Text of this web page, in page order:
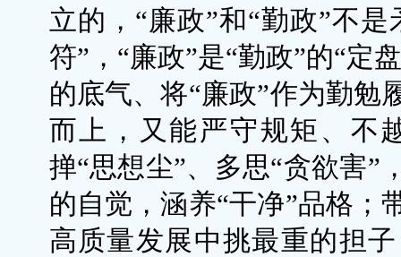
立的，“廉政”和“勤政”不
符”，“廉政”是“勤政”的“定
的底气、将“廉政”作为勤勉
而上，又能严守规矩、不
掸“思想尘”、多思“贪欲害”
的自觉，涵养“干净”品格；
高质量发展中挑最重的担